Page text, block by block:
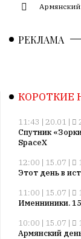
РЕКЛАМА
КОРОТКИЕ
11:43 | 20.01 |
Спутник
SpaceX
12:00 | 15.07 |
Этот день в
11:00 | 15.07 |
Именниники.
10:00 | 15.07 |
Армянский